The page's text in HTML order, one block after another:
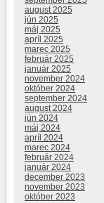
august 2025
jún 2025
máj 2025
apríl 2025
marec 2025
február 2025
január 2025
november 2024
október 2024
september 2024
august 2024
jún 2024
máj 2024
apríl 2024
marec 2024
február 2024
január 2024
december 2023
november 2023
október 2023